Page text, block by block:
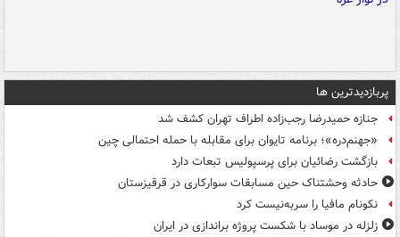
پربازدیدترین ها
جنازه حمیدرضا رجب‌زاده اطراف تهران کشف شد
«جهنم‌دره»؛ برنامه تایوان برای مقابله با حمله احتمالی چین
بازگشت رضائیان برای پرسپولیس تبعات دارد
حادثه وحشتناک حین مسابقات سوارکاری در قرقیزستان
نکونام مافیا را سربه‌نیست کرد
زلزله در موساد با شکست پروژه براندازی در ایران